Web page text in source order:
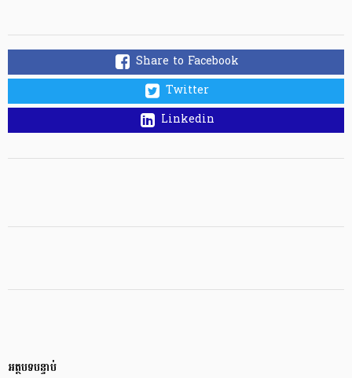
Share to Facebook
Twitter
Linkedin
អត្ថបទបន្ទាប់